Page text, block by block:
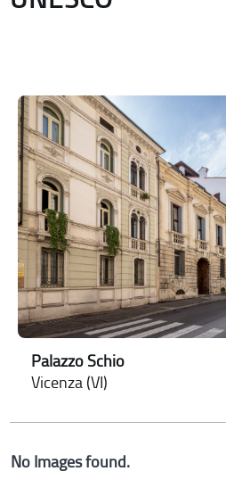
Palazzo Schio
Vicenza (VI)
No Images found.